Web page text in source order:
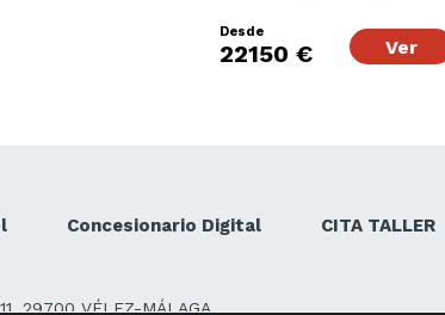
Desde
22150 € Ver
Concesionario Digital CITA TALLER
29700 VÉLEZ-MÁLAGA